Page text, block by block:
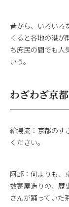
昔から、いろいろ
くると各地の港が
ち庶民の間でも人
いう。
わざわざ京
給湯流：京都のす
ください。
阿部：何よりも、
数寄屋造りの、歴
さんが踊っていた